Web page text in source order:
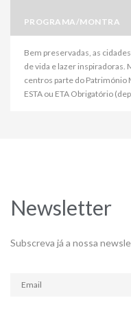
PROGRAMA/MONTRA
Bem preservadas, as
de vida e lazer inspiradoras.
centros parte do Património
ESTA ou ETA Obrigatório
Newsletter
Subscreva já a nossa